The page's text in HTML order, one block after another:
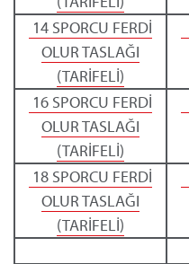
14 SPORCU FERDİ
OLUR TASLAĞI
(TARİFELİ)
16 SPORCU FERDİ
OLUR TASLAĞI
(TARİFELİ)
18 SPORCU FERDİ
OLUR TASLAĞI
(TARİFELİ)